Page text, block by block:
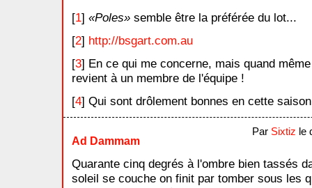
[1] Poles
semble être la préférée du lot...
[2] http://bsgart.com.au
[3] En ce qui me concerne, mais quand
revient à un membre de l'équipe !
[4] Qui sont drôlement bonnes en cette
Ad Dammam
Par Sixtiz le
Quarante cinq degrés à l'ombre bien tassés
soleil se couche on finit par tomber sous les